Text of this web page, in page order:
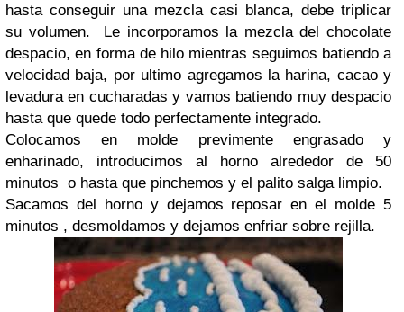
hasta conseguir una mezcla casi blanca, debe triplicar
su volumen. Le incorporamos la mezcla del chocolate
despacio, en forma de hilo mientras seguimos batiendo a
velocidad baja, por ultimo agregamos la harina, cacao y
levadura en cucharadas y vamos batiendo muy despacio
hasta que quede todo perfectamente integrado.
Colocamos en molde previmente engrasado y
enharinado, introducimos al horno alrededor de 50
minutos o hasta que pinchemos y el palito salga limpio.
Sacamos del horno y dejamos reposar en el molde 5
minutos , desmoldamos y dejamos enfriar sobre rejilla.